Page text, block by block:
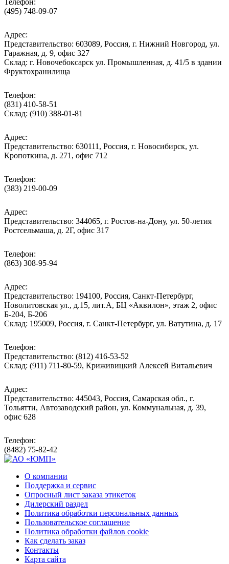
(495) 748-09-07
Адрес:
Представительство: 603089, Россия, г. Нижний Новгород, ул.
Гаражная, д. 9, офис 327
Склад: г. Новочебоксарск ул. Промышленная, д. 41/5 в здании
Фруктохранилища
Телефон:
(831) 410-58-51
Склад: (910) 388-01-81
Адрес:
Представительство: 630111, Россия, г. Новосибирск, ул.
Кропоткина, д. 271, офис 712
Телефон:
(383) 219-00-09
Адрес:
Представительство: 344065, г. Ростов-на-Дону, ул. 50-летия
Ростсельмаша, д. 2Г, офис 317
Телефон:
(863) 308-95-94
Адрес:
Представительство: 194100, Россия, Санкт-Петербург,
Новолитовская ул., д.15, лит.А, БЦ «Аквилон», этаж 2, офис
Б-204, Б-206
Склад: 195009, Россия, г. Санкт-Петербург, ул. Ватутина, д. 17
Телефон:
Представительство: (812) 416-53-52
Склад: (911) 711-80-59, Криживицкий Алексей Витальевич
Адрес:
Представительство: 445043, Россия, Самарская обл., г.
Тольятти, Автозаводский район, ул. Коммунальная, д. 39,
офис 628
Телефон:
(8482) 75-82-42
О компании
Поддержка и сервис
Опросный лист заказа этикеток
Дилерский раздел
Политика обработки персональных данных
Пользовательское соглашение
Политика обработки файлов cookie
Как сделать заказ
Контакты
Карта сайта